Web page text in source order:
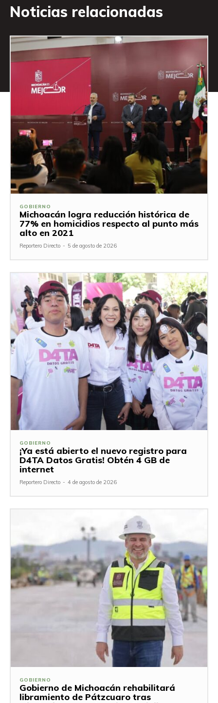
Noticias relacionadas
GOBIERNO
Michoacán logra reducción histórica de
77% en homicidios respecto al punto más
alto en 2021
Reportero Directo - 5 de agosto de 2026
GOBIERNO
¡Ya está abierto el nuevo registro para
D4TA Datos Gratis! Obtén 4 GB de
internet
Reportero Directo - 4 de agosto de 2026
GOBIERNO
Gobierno de Michoacán rehabilitará
libramiento de Pátzcuaro tras